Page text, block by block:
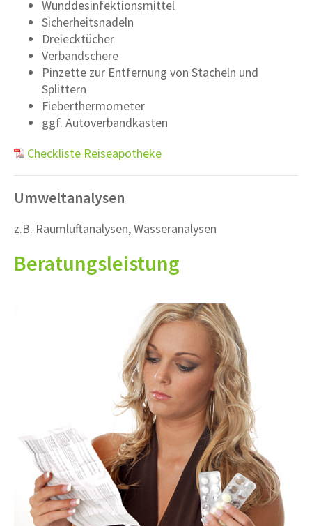
Wunddesinfektionsmittel
Sicherheitsnadeln
Dreiecktücher
Verbandschere
Pinzette zur Entfernung von Stacheln und
Splittern
Fieberthermometer
ggf. Autoverbandkasten
Checkliste Reiseapotheke
Umweltanalysen
z.B. Raumluftanalysen, Wasseranalysen
Beratungsleistung